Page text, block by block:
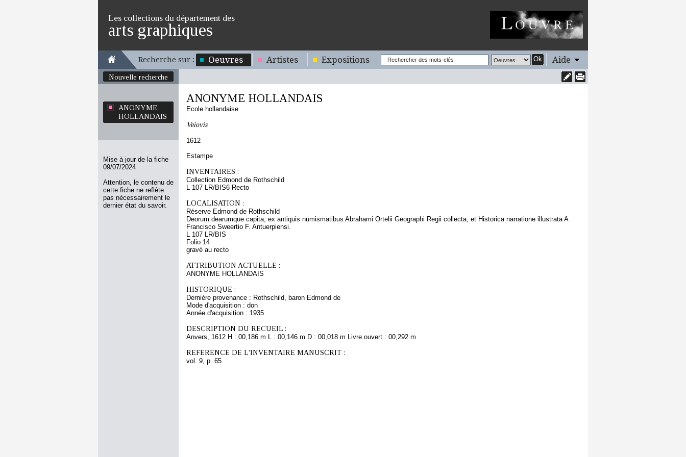
Les collections du département des
arts graphiques
Recherche sur : Oeuvres Artistes Expositions Ok Aide
Nouvelle recherche
ANONYME
HOLLANDAIS
Mise à jour de la fiche
09/07/2024
Attention, le contenu de
cette fiche ne reflète
pas nécessairement le
dernier état du savoir.
ANONYME HOLLANDAIS
Ecole hollandaise
Veiovis
1612
Estampe
INVENTAIRES :
Collection Edmond de Rothschild
L 107 LR/BIS6 Recto
LOCALISATION :
Réserve Edmond de Rothschild
Deorum dearumque capita, ex antiquis numismatibus Abrahami Ortelii Geographi Regii collecta, et Historica narratione illustrata A
Francisco Sweertio F. Antuerpiensi.
L 107 LR/BIS
Folio 14
gravé au recto
ATTRIBUTION ACTUELLE :
ANONYME HOLLANDAIS
HISTORIQUE :
Dernière provenance : Rothschild, baron Edmond de
Mode d'acquisition : don
Année d'acquisition : 1935
DESCRIPTION DU RECUEIL :
Anvers, 1612 H : 00,186 m L : 00,146 m D : 00,018 m Livre ouvert : 00,292 m
REFERENCE DE L'INVENTAIRE MANUSCRIT :
vol. 9, p. 65